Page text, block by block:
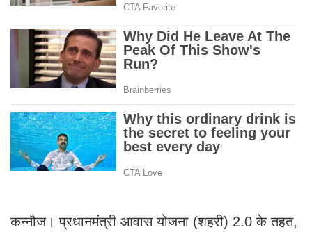
कन्नौज। प्रधानमंत्री आवास योजना (शहरी) 2.0 के तहत,